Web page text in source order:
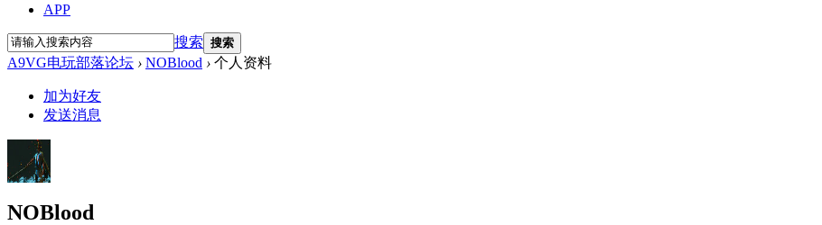
APP
搜索 搜索
A9VG电玩部落论坛 › NOBlood › 个人资料
加为好友
发送消息
NOBlood